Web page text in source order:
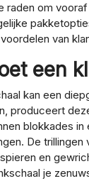
raden om
van
een
kan een
produceert
blokkades
De trillingen
en
je